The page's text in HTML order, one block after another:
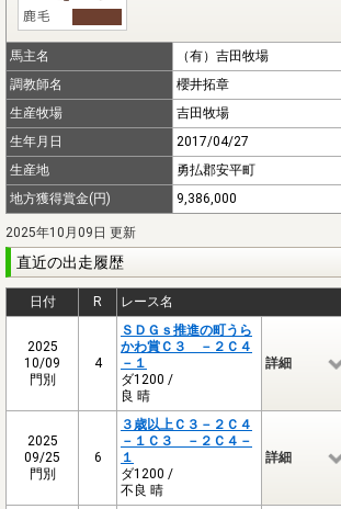
馬主名
（有）吉田牧場
調教師名
櫻井拓章
生産牧場
吉田牧場
生年月日
2017/04/27
生産地
勇払郡安平町
地方獲得賞金(円)
9,386,000
2025年10月09日 更新
直近の出走履歴
日付 R レース名
2025
10/09
門別
4
ＳＤＧｓ推進の町うら
かわ賞Ｃ３ －２Ｃ４
－１
ダ1200 /
良 晴
詳細
2025
09/25
門別
6
３歳以上Ｃ３－２Ｃ４
－１Ｃ３ －２Ｃ４－
１
ダ1200 /
不良 晴
詳細